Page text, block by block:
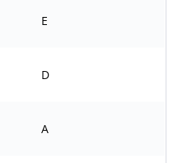
E
D
A